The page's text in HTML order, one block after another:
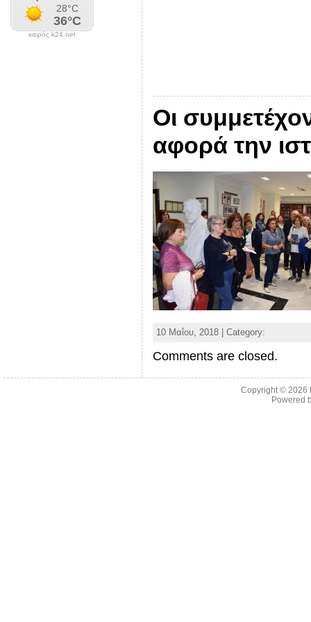
καιρός k24.net
Οι
αφορά την
10 Μαΐου, 2018 | Category:
Comments are closed.
Copyright © 2026
Powered